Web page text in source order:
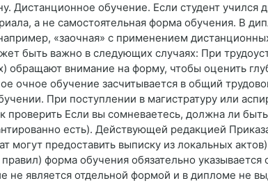
Дистанционное обучение. Если студент
а не самостоятельная форма обучения. В
«заочная» с применением
быть важно в следующих случаях: При
обращают внимание на форму, чтобы оценить
очное обучение засчитывается в общий
При поступлении в магистратуру или
проверить Если вы сомневаетесь, должна ли
есть). Действующей редакцией
могут предоставить выписку из локальных
правил) форма обучения обязательно
не является отдельной формой и в дипломе не